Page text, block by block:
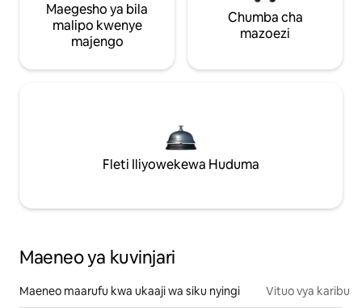
Maegesho ya bila
malipo kwenye
majengo
Chumba cha
mazoezi
Fleti Iliyowekewa Huduma
Maeneo ya kuvinjari
Maeneo maarufu kwa ukaaji wa siku nyingi Vituo vya karibu